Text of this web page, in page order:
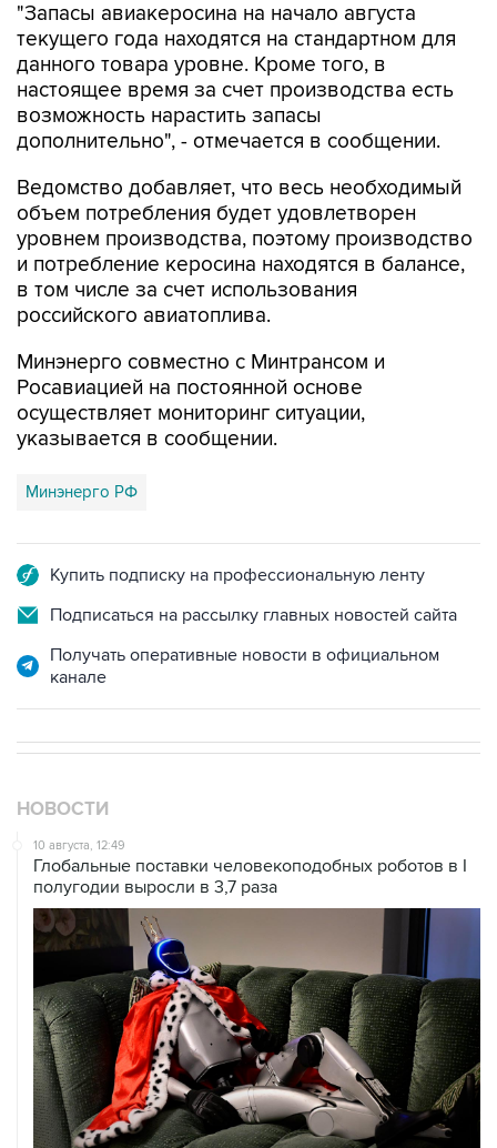
"Запасы авиакеросина на начало августа
текущего года находятся на стандартном для
данного товара уровне. Кроме того, в
настоящее время за счет производства есть
возможность нарастить запасы
дополнительно", - отмечается в сообщении.
Ведомство добавляет, что весь необходимый
объем потребления будет удовлетворен
уровнем производства, поэтому производство
и потребление керосина находятся в балансе,
в том числе за счет использования
российского авиатоплива.
Минэнерго совместно с Минтрансом и
Росавиацией на постоянной основе
осуществляет мониторинг ситуации,
указывается в сообщении.
Минэнерго РФ
Купить подписку на профессиональную ленту
Подписаться на рассылку главных новостей сайта
Получать оперативные новости в официальном
канале
НОВОСТИ
10 августа, 12:49
Глобальные поставки человекоподобных роботов в I
полугодии выросли в 3,7 раза